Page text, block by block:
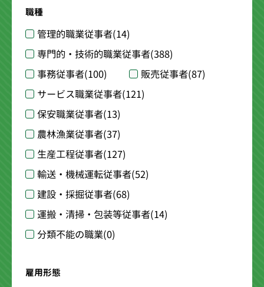
職種
管理的職業従事者(14)
専門的・技術的職業従事者(388)
事務従事者(100) 販売従事者(87)
サービス職業従事者(121)
保安職業従事者(13)
農林漁業従事者(37)
生産工程従事者(127)
輸送・機械運転従事者(52)
建設・採掘従事者(68)
運搬・清掃・包装等従事者(14)
分類不能の職業(0)
雇用形態